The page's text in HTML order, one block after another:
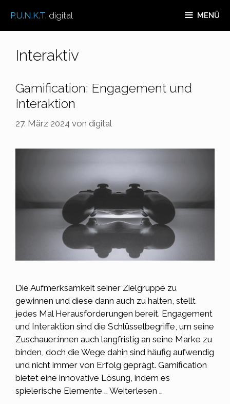
Inhalt
springen
P.U.N.K.T. digital MENÜ
Interaktiv
Gamification: Engagement und
Interaktion
27. März 2024 von digital
Die Aufmerksamkeit seiner Zielgruppe zu
gewinnen und diese dann auch zu halten, stellt
jedes Mal Herausforderungen bereit. Engagement
und Interaktion sind die Schlüsselbegriffe, um seine
Zuschauer:innen auch langfristig an seine Marke zu
binden, doch die Wege dahin sind häufig aufwendig
und nicht immer von Erfolg geprägt. Gamification
bietet eine innovative Lösung, indem es
spielerische Elemente … Weiterlesen …